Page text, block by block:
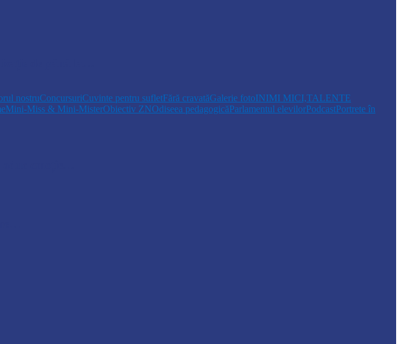
nostruConcursuriCuvinte pentru sufletFără cravatăGalerie fotoINIMI MICI,TALENTE
Mini-Miss & Mini-MisterObiectiv ZNOdiseea pedagogicăParlamentul elevilorPodcastPortrete în